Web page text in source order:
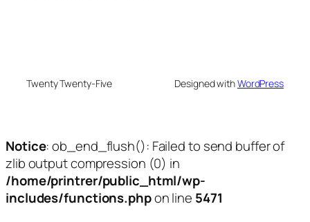
Twenty Twenty-Five Designed withWordPress
Notice: ob_end_flush(): Failed to send buffer of
zlib output compression (0) in
/home/printrer/public_html/wp-
includes/functions.phpon line 5471